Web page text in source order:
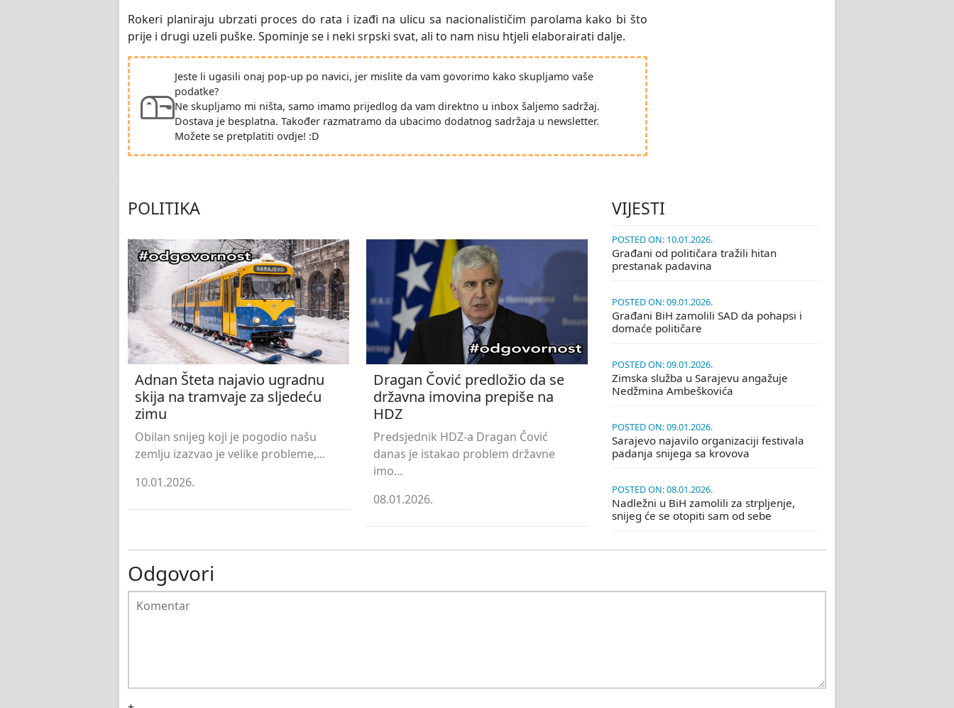
Rokeri planiraju ubrzati proces do rata i izađi na ulicu sa nacionalističim parolama kako bi što
prije i drugi uzeli puške. Spominje se i neki srpski svat, ali to nam nisu htjeli elaborairati dalje.
Jeste li ugasili onaj pop-up po navici, jer mislite da vam govorimo kako skupljamo vaše
podatke?
Ne skupljamo mi ništa, samo imamo prijedlog da vam direktno u inbox šaljemo sadržaj.
Dostava je besplatna. Također razmatramo da ubacimo dodatnog sadržaja u newsletter.
Možete se pretplatiti ovdje! :D
POLITIKA
Adnan Šteta najavio ugradnu
skija na tramvaje za sljedeću
zimu
Obilan snijeg koji je pogodio našu
zemlju izazvao je velike probleme,...
10.01.2026.
Dragan Čović predložio da se
državna imovina prepiše na
HDZ
Predsjednik HDZ-a Dragan Čović
danas je istakao problem državne
imo...
08.01.2026.
VIJESTI
POSTED ON: 10.01.2026.
Građani od političara tražili hitan
prestanak padavina
POSTED ON: 09.01.2026.
Građani BiH zamolili SAD da pohapsi i
domaće političare
POSTED ON: 09.01.2026.
Zimska služba u Sarajevu angažuje
Nedžmina Ambeškovića
POSTED ON: 09.01.2026.
Sarajevo najavilo organizaciji festivala
padanja snijega sa krovova
POSTED ON: 08.01.2026.
Nadležni u BiH zamolili za strpljenje,
snijeg će se otopiti sam od sebe
Odgovori